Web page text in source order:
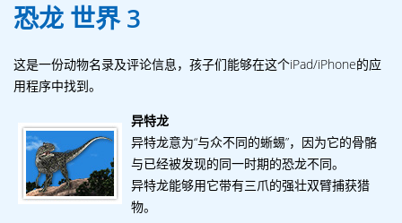
恐龙 世界 3
这是一份动物名录及评论信息，孩子们能够在这个iPad/iPhone的应
用程序中找到。
异特龙
异特龙意为“与众不同的蜥蜴”，因为它的骨骼
与已经被发现的同一时期的恐龙不同。
异特龙能够用它带有三爪的强壮双臂捕获猎
物。